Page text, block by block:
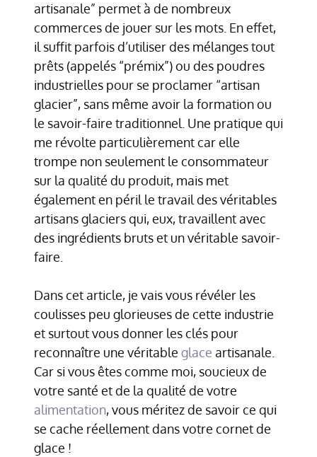
artisanale” permet à de nombreux
commerces de jouer sur les mots. En effet,
il suffit parfois d’utiliser des mélanges tout
prêts (appelés “prémix”) ou des poudres
industrielles pour se proclamer “artisan
glacier”, sans même avoir la formation ou
le savoir-faire traditionnel. Une pratique qui
me révolte particulièrement car elle
trompe non seulement le consommateur
sur la qualité du produit, mais met
également en péril le travail des véritables
artisans glaciers qui, eux, travaillent avec
des ingrédients bruts et un véritable savoir-
faire.
Dans cet article, je vais vous révéler les
coulisses peu glorieuses de cette industrie
et surtout vous donner les clés pour
reconnaître une véritable glace artisanale.
Car si vous êtes comme moi, soucieux de
votre santé et de la qualité de votre
alimentation, vous méritez de savoir ce qui
se cache réellement dans votre cornet de
glace !